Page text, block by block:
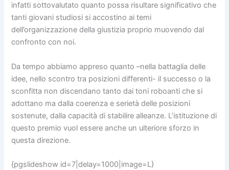
infatti sottovalutato quanto possa risultare significativo che
tanti giovani studiosi si accostino ai temi
dell’organizzazione della giustizia proprio muovendo dal
confronto con noi.
Da tempo abbiamo appreso quanto –nella battaglia delle
idee, nello scontro tra posizioni differenti- il successo o la
sconfitta non discendano tanto dai toni roboanti che si
adottano ma dalla coerenza e serietà delle posizioni
sostenute, dalla capacità di stabilire alleanze. L’istituzione di
questo premio vuol essere anche un ulteriore sforzo in
questa direzione.
{pgslideshow id=7|delay=1000|image=L}